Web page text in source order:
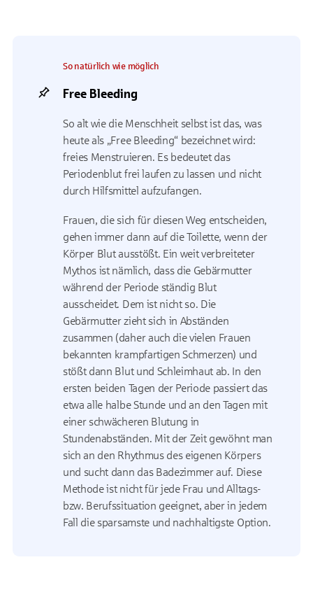
So natürlich wie möglich
Free Bleeding
So alt wie die Menschheit selbst ist das, was
heute als „Free Bleeding“ bezeichnet wird:
freies Menstruieren. Es bedeutet das
Periodenblut frei laufen zu lassen und nicht
durch Hilfsmittel aufzufangen.
Frauen, die sich für diesen Weg entscheiden,
gehen immer dann auf die Toilette, wenn der
Körper Blut ausstößt. Ein weit verbreiteter
Mythos ist nämlich, dass die Gebärmutter
während der Periode ständig Blut
ausscheidet. Dem ist nicht so. Die
Gebärmutter zieht sich in Abständen
zusammen (daher auch die vielen Frauen
bekannten krampfartigen Schmerzen) und
stößt dann Blut und Schleimhaut ab. In den
ersten beiden Tagen der Periode passiert das
etwa alle halbe Stunde und an den Tagen mit
einer schwächeren Blutung in
Stundenabständen. Mit der Zeit gewöhnt man
sich an den Rhythmus des eigenen Körpers
und sucht dann das Badezimmer auf. Diese
Methode ist nicht für jede Frau und Alltags-
bzw. Berufssituation geeignet, aber in jedem
Fall die sparsamste und nachhaltigste Option.